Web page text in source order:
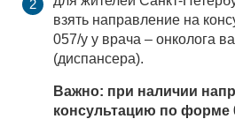
взять направление на
057/у у врача – онколога
(диспансера).
Важно: при наличии
консультацию по форме